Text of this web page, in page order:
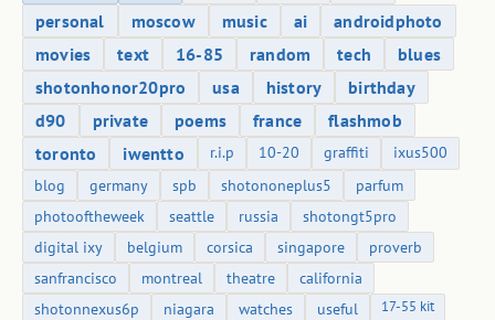
personal
moscow music ai
androidphoto
movies
text 16-85 random tech
blues
shotonhonor20pro
usa history
birthday
d90
private poems france
flashmob
toronto
iwentto r.i.p 10-20 graffiti
ixus500
blog
germany spb shotononeplus5
parfum
photooftheweek
seattle russia
shotongt5pro
digital ixy
belgium corsica singapore
proverb
sanfrancisco
montreal theatre
california
shotonnexus6p
niagara watches useful
17-55 kit